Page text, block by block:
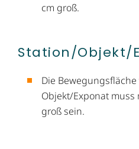
cm groß.
Station/Objekt/​
Die
Objekt/Exponat muss
groß sein.